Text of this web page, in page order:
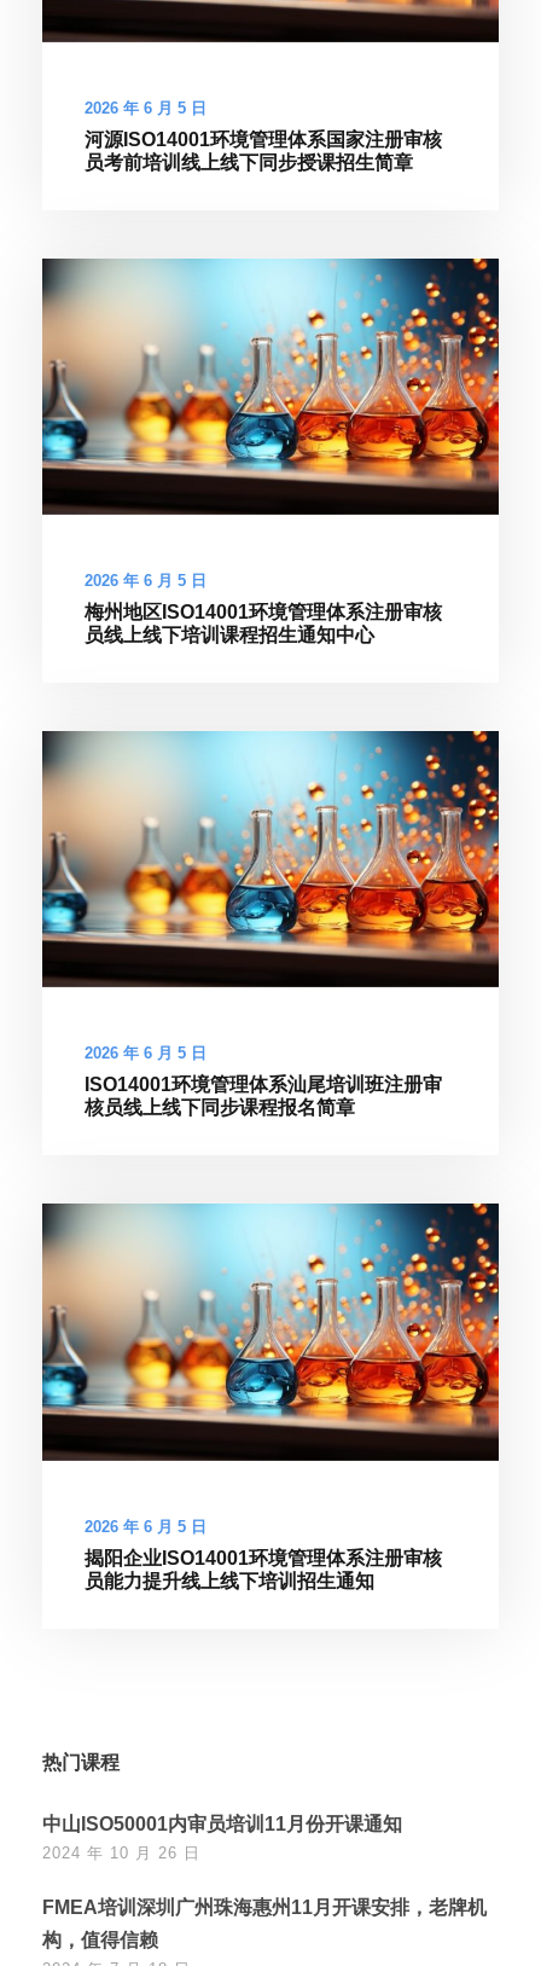
2026 年 6 月 5 日
河源ISO14001环境管理体系国家注册审核
员考前培训线上线下同步授课招生简章
2026 年 6 月 5 日
梅州地区ISO14001环境管理体系注册审核
员线上线下培训课程招生通知中心
2026 年 6 月 5 日
ISO14001环境管理体系汕尾培训班注册审
核员线上线下同步课程报名简章
2026 年 6 月 5 日
揭阳企业ISO14001环境管理体系注册审核
员能力提升线上线下培训招生通知
热门课程
中山ISO50001内审员培训11月份开课通知
2024 年 10 月 26 日
FMEA培训深圳广州珠海惠州11月开课安排，老牌机
构，值得信赖